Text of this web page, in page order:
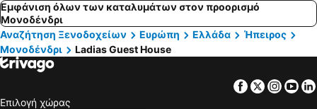
Εμφάνιση όλων των καταλυμάτων στον προορισμό
Μονοδένδρι
Αναζήτηση Ξενοδοχείων
Ευρώπη Ελλάδα
Ήπειρος
Μονοδένδρι
Ladias Guest House
Facebook
Twitter
Επιλογή χώρας